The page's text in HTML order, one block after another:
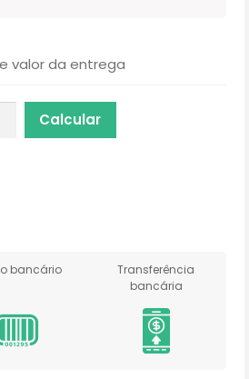
valor da entrega
bancário
Transferência
bancária